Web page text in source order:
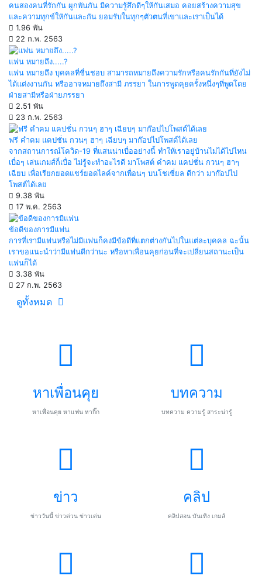
คนสองคนที่รักกัน ผูกพันกัน มีความรู้สึกดีๆให้กันเสมอ คอยสร้างความสุข
และความทุกข์ใหักันและกัน ยอมรับในทุกๆตัวตนที่เขาและเราเป็นได้
1.96 พัน
22 ก.พ. 2563
แฟน หมายถึง.....?
แฟน หมายถึง บุคคลที่ชื่นชอบ สามารถหมายถึงความรักหรือคนรักกันที่ยังไม่
ได้แต่งงานกัน หรืออาจหมายถึงสามี ภรรยา ในการพูดคุยครั้งหนึ่งๆที่พูดโดย
ฝ่ายสามีหรือฝ่ายภรรยา
2.51 พัน
23 ก.พ. 2563
ฟรี คำคม แคปชั่น กวนๆ ฮาๆ เฉียบๆ มาก๊อปไปโพสต์ได้เลย
จากสถานการณ์โควิด-19 ที่แสนน่าเบื่ออย่างนี้ ทำให้เราอยู่บ้านไม่ได้ไปไหน
เบื่อๆ เล่นเกมส์ก็เบื่อ ไม่รู้จะทำอะไรดี มาโพสต์ คำคม แคปชั่น กวนๆ ฮาๆ
เฉียบ เพื่อเรียกยอดแชร์ยอดไลค์จากเพื่อนๆ บนโชเซี่ยล ดีกว่า มาก๊อปไป
โพสต์ได้เลย
9.38 พัน
17 พ.ค. 2563
ข้อดีของการมีแฟน
การที่เรามีแฟนหรือไม่มีแฟนก็คงมีข้อดีที่แตกต่างกันไปในแต่ละบุคคล ฉะนั้น
เราขอแนะนำว่ามีแฟนดีกว่านะ หรือหาเพื่อนคุยก่อนที่จะเปลี่ยนสถานะเป็น
แฟนก็ได้
3.38 พัน
27 ก.พ. 2563
ดูทั้งหมด
หาเพื่อนคุย
หาเพื่อนคุย หาแฟน หากิ๊ก
บทความ
บทความ ความรู้ สาระน่ารู้
ข่าว
ข่าววันนี้ ข่าวด่วน ข่าวเด่น
คลิป
คลิปสอน บันเทิง เกมส์